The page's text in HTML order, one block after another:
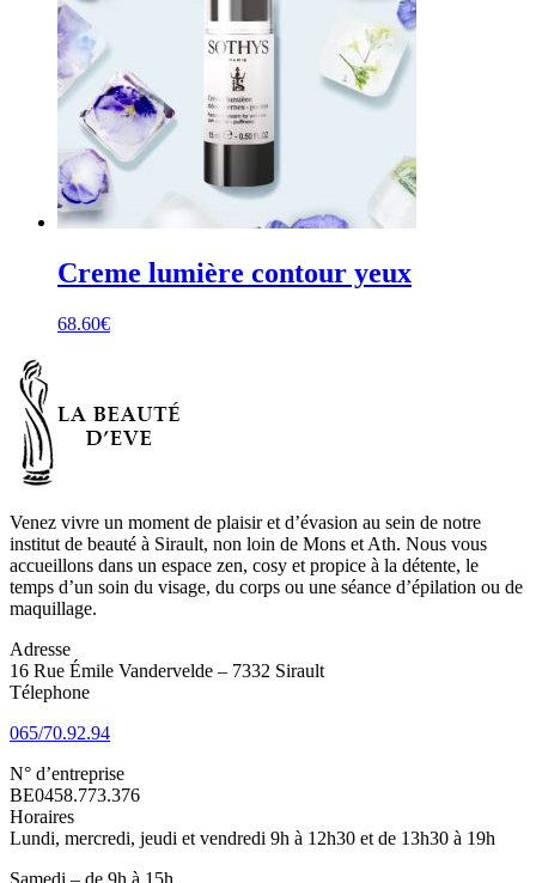
Creme lumière contour yeux
68.60€
Venez vivre un moment de plaisir et d’évasion au sein de notre
institut de beauté à Sirault, non loin de Mons et Ath. Nous vous
accueillons dans un espace zen, cosy et propice à la détente, le
temps d’un soin du visage, du corps ou une séance d’épilation ou de
maquillage.
Adresse
16 Rue Émile Vandervelde – 7332 Sirault
Télephone
065/70.92.94
N° d’entreprise
BE0458.773.376
Horaires
Lundi, mercredi, jeudi et vendredi 9h à 12h30 et de 13h30 à 19h
Samedi – de 9h à 15h,